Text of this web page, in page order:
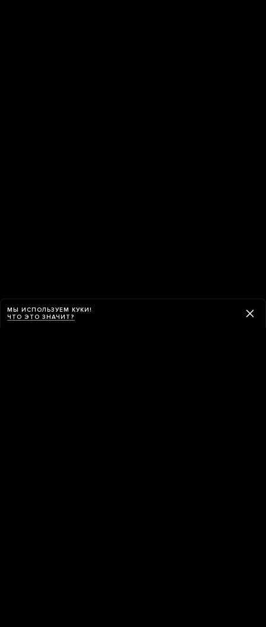
МЫ ИСПОЛЬЗУЕМ КУКИ!
ЧТО ЭТО ЗНАЧИТ?